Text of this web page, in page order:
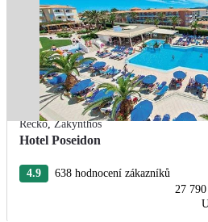
Řecko,Zakynthos
Hotel Poseidon
4.9
638 hodnocení zákazníků
27